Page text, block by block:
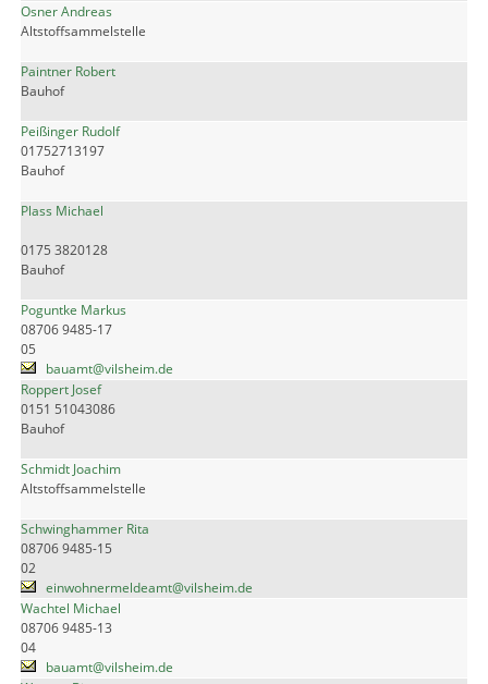
Osner Andreas
Altstoffsammelstelle
Paintner Robert
Bauhof
Peißinger Rudolf
01752713197
Bauhof
Plass Michael
0175 3820128
Bauhof
Poguntke Markus
08706 9485-17
05
bauamt@vilsheim.de
Roppert Josef
0151 51043086
Bauhof
Schmidt Joachim
Altstoffsammelstelle
Schwinghammer Rita
08706 9485-15
02
einwohnermeldeamt@vilsheim.de
Wachtel Michael
08706 9485-13
04
bauamt@vilsheim.de